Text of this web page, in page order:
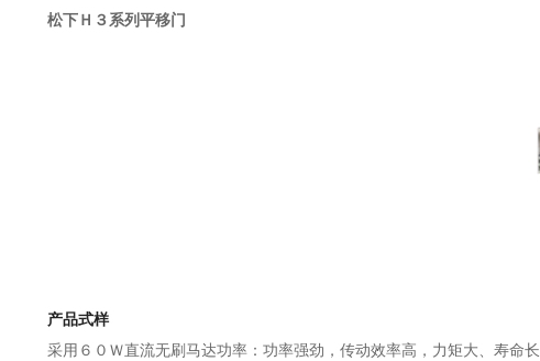
松下Ｈ３系列平移门
产品式样
采用６０Ｗ直流无刷马达功率：功率强劲，传动效率高，力矩大、寿命长